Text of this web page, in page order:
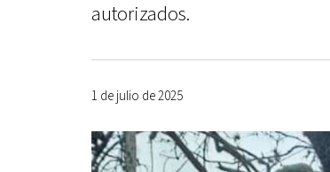
autorizados.
1 de julio de 2025